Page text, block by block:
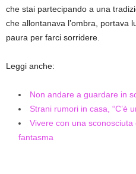
che stai partecipando a una
che allontanava l’ombra, portava
paura per farci sorridere.
Leggi anche:
Non andare a guardare in
Strani rumori in casa, “C’è
Vivere con una
fantasma